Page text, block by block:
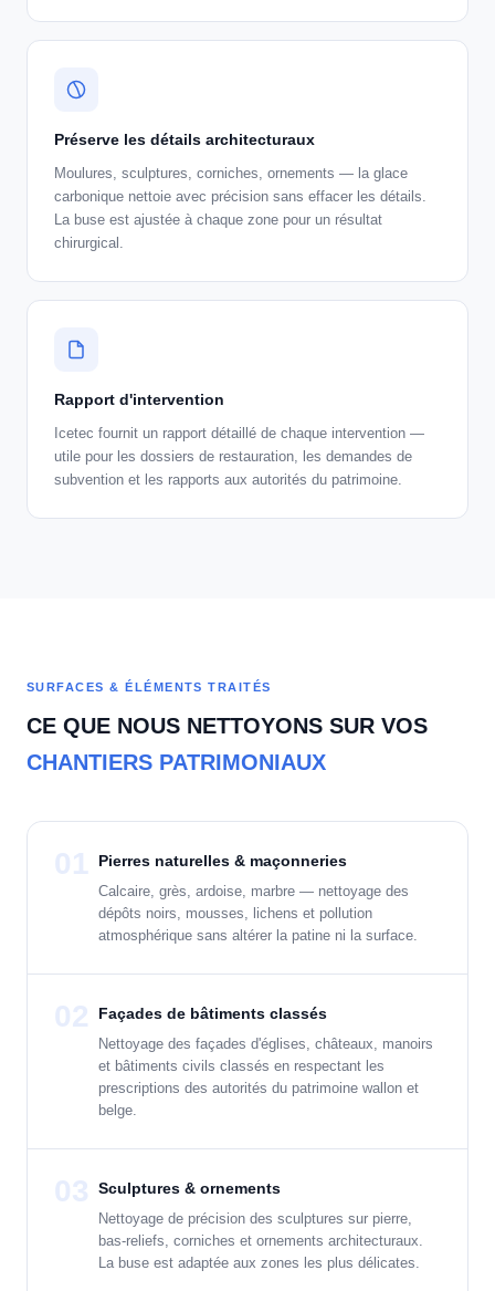
Préserve les détails architecturaux
Moulures, sculptures, corniches, ornements — la glace
carbonique nettoie avec précision sans effacer les détails.
La buse est ajustée à chaque zone pour un résultat
chirurgical.
Rapport d'intervention
Icetec fournit un rapport détaillé de chaque intervention —
utile pour les dossiers de restauration, les demandes de
subvention et les rapports aux autorités du patrimoine.
SURFACES & ÉLÉMENTS TRAITÉS
CE QUE NOUS NETTOYONS SUR VOS
CHANTIERS PATRIMONIAUX
01 Pierres naturelles & maçonneries
Calcaire, grès, ardoise, marbre — nettoyage des
dépôts noirs, mousses, lichens et pollution
atmosphérique sans altérer la patine ni la surface.
02 Façades de bâtiments classés
Nettoyage des façades d'églises, châteaux, manoirs
et bâtiments civils classés en respectant les
prescriptions des autorités du patrimoine wallon et
belge.
03 Sculptures & ornements
Nettoyage de précision des sculptures sur pierre,
bas-reliefs, corniches et ornements architecturaux.
La buse est adaptée aux zones les plus délicates.